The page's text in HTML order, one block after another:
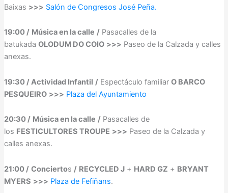
Baixas >>> Salón de Congresos José Peña.
19:00 / Música en la calle /Pasacalles de la
batukada OLODUM DO COIO >>> Paseo de la Calzada y calles
anexas.
19:30 / Actividad Infantil /Espectáculo familiar O BARCO
PESQUEIRO >>> Plaza del Ayuntamiento
20:30 / Música en la calle /Pasacalles de
los FESTICULTORES TROUPE >>> Paseo de la Calzada y
calles anexas.
21:00 / Conciertos / RECYCLED J+ HARD GZ + BRYANT
MYERS >>> Plaza de Fefiñans.